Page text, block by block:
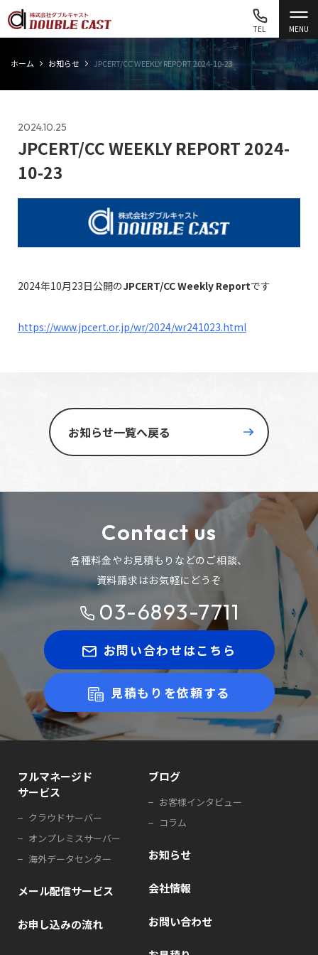
MENU
TEL
ホーム お知らせ JPCERT/CC WEEKLY REPORT 2024-10-23
2024.10.25
JPCERT/CC WEEKLY REPORT 2024-
10-23
2024年10月23日公開のJPCERT/CC Weekly Reportです
https://www.jpcert.or.jp/wr/2024/wr241023.html
お知らせ一覧へ戻る
Contact us
各種料金やお見積もりなどのご相談、
資料請求はお気軽にどうぞ
03-6893-7711
お問い合わせはこちら
見積もりを依頼する
フルマネージド
サービス
クラウドサーバー
オンプレミスサーバー
海外データセンター
メール配信サービス
お申し込みの流れ
ブログ
お客様インタビュー
コラム
お知らせ
会社情報
お問い合わせ